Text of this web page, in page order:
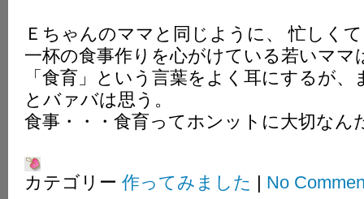
Ｅちゃんのママと同じように、 忙しく
一杯の食事作りを心がけている若いママ
「食育」という言葉をよく耳にするが
とバァバは思う。
食事・・・食育ってホンットに大切なん
カテゴリー 作ってみました | No